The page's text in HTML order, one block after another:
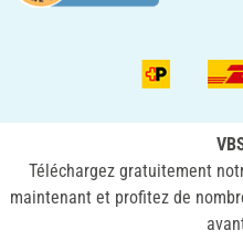
Téléchargez gratuitement
maintenant et profitez de